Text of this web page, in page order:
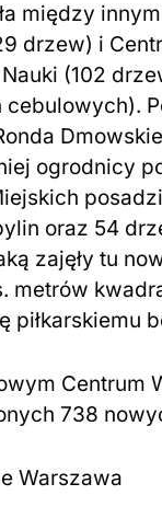
między
drzew) i
Nauki (102
ogrodnicy
oraz 54
zajęły tu
metrów
piłkarskiemu
Centrum
738
Warszawa